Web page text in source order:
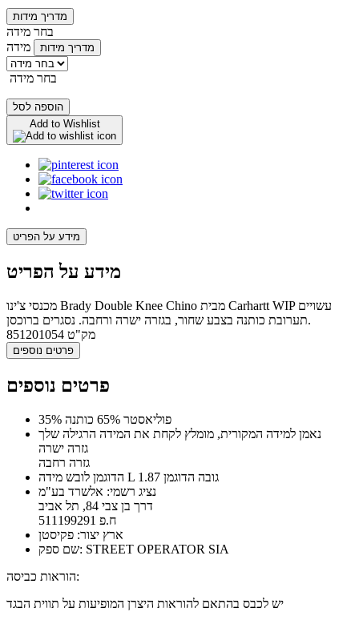
מדריך מידות
בחר מידה
מידה
מדריך מידות
בחר מידה
הוספה לסל
Add to Wishlist
מידע על הפריט
מידע על הפריט
מכנסי צ'ינו Brady Double Knee Chino מבית Carhartt WIP עשויים
תערובת כותנה בצבע שחור, בגזרה ישרה ורחבה. נסגרים ברוכסן.
מק"ט 851201054
פרטים נוספים
פרטים נוספים
35% פוליאסטר 65% כותנה
נאמן למידה המקורית, מומלץ לקחת את המידה הרגילה שלך
גזרה ישרה
גזרה רחבה
הדוגמן לובש מידה L גובה הדוגמן 1.87
נציג רשמי: אלשרד בע"מ
דרך בן צבי 84, תל אביב
ח.פ 511199291
ארץ יצור: פקיסטן
שם ספק: STREET OPERATOR SIA
הוראות כביסה:
יש לכבס בהתאם להוראות היצרן המופיעות על תווית הבגד